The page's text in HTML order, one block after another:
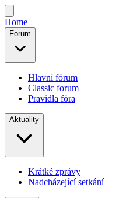
Home
Forum
Hlavní fórum
Classic forum
Pravidla fóra
Aktuality
Krátké zprávy
Nadcházející setkání